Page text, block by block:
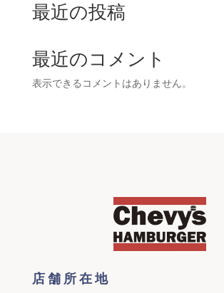
最近の投稿
最近のコメント
表示できるコメントはありません。
店舗所在地